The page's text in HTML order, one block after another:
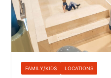
FAMILY/KIDS LOCATIONS